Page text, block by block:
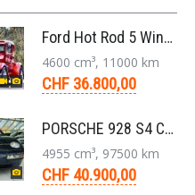
Ford Hot Rod 5 Window 283 V8 4-Gang 1929
4600 cm³, 11000 km
CHF 36.800,00
PORSCHE 928 S4 Coupé 5.0 V8 Aut. 1987
4955 cm³, 97500 km
CHF 40.900,00